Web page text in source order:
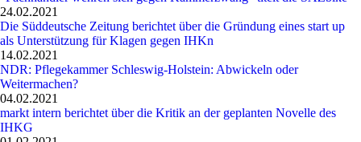
24.02.2021
Die Süddeutsche Zeitung berichtet über die Gründung eines start up
als Unterstützung für Klagen gegen IHKn
14.02.2021
NDR: Pflegekammer Schleswig-Holstein: Abwickeln oder
Weitermachen?
04.02.2021
markt intern berichtet über die Kritik an der geplanten Novelle des
IHKG